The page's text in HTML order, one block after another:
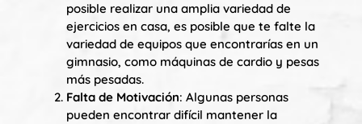
posible realizar una amplia variedad de
ejercicios en casa, es posible que te falte la
variedad de equipos que encontrarías en un
gimnasio, como máquinas de cardio y pesas
más pesadas.
Falta de Motivación: Algunas personas
pueden encontrar difícil mantener la